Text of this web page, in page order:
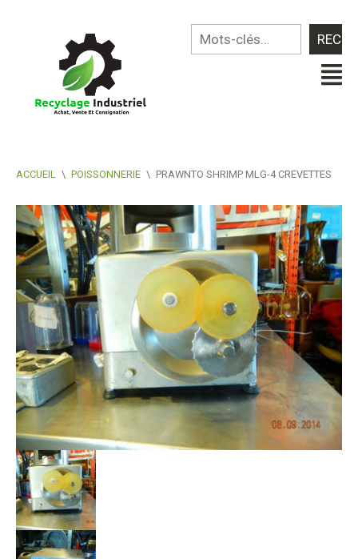
ACCUEIL \ POISSONNERIE \ PRAWNTO SHRIMP MLG-4 CREVETTES